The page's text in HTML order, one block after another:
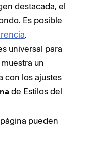
destacada, el
Es posible
.
universal para
un
con los ajustes
de Estilos del
pueden